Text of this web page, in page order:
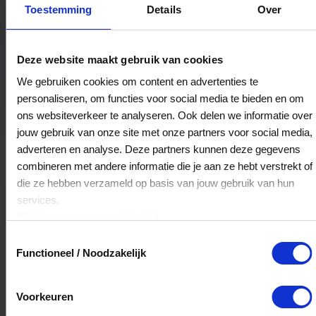
Toestemming Details Over
Deze website maakt gebruik van cookies
We gebruiken cookies om content en advertenties te
personaliseren, om functies voor social media te bieden en om
ons websiteverkeer te analyseren. Ook delen we informatie over
jouw gebruik van onze site met onze partners voor social media,
adverteren en analyse. Deze partners kunnen deze gegevens
combineren met andere informatie die je aan ze hebt verstrekt of
die ze hebben verzameld op basis van jouw gebruik van hun
services.
Functioneel / Noodzakelijk
Voorkeuren
't Sokkie Warenhuis Vanderveen
Koopmansplein 16
9401EL Assen
Veelgestelde Vragen
Kan ik het saldo in delen besteden?
Hoelang blijft mijn saldo geldig?